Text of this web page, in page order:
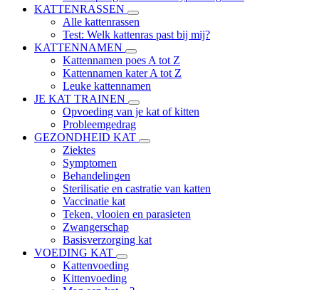
KATTENRASSEN
Alle kattenrassen
Test: Welk kattenras past bij mij?
KATTENNAMEN
Kattennamen poes A tot Z
Kattennamen kater A tot Z
Leuke kattennamen
JE KAT TRAINEN
Opvoeding van je kat of kitten
Probleemgedrag
GEZONDHEID KAT
Ziektes
Symptomen
Behandelingen
Sterilisatie en castratie van katten
Vaccinatie kat
Teken, vlooien en parasieten
Zwangerschap
Basisverzorging kat
VOEDING KAT
Kattenvoeding
Kittenvoeding